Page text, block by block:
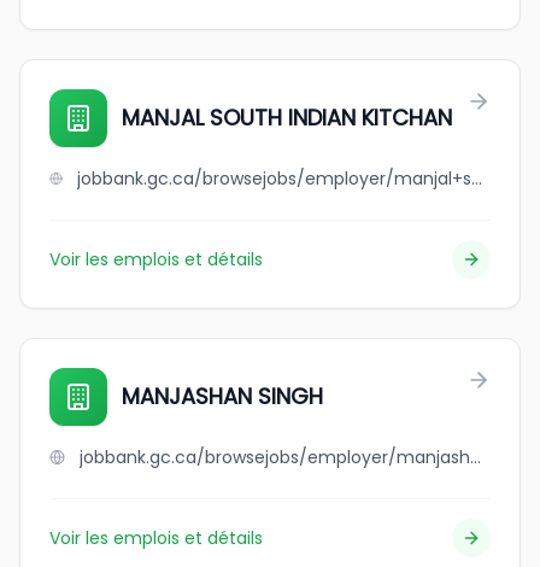
MANJAL SOUTH INDIAN KITCHAN
jobbank.gc.ca/browsejobs/employer/manjal+south+indian+kitchan/ca
Voir les emplois et détails
MANJASHAN SINGH
jobbank.gc.ca/browsejobs/employer/manjashan+singh/ca
Voir les emplois et détails